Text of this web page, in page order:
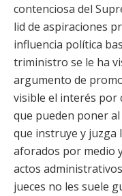
contenciosa del
lid de aspiraciones
influencia política
triministro se le ha
argumento de
visible el interés por
que pueden poner
que instruye y juzga
aforados por medio
actos
jueces no les suele